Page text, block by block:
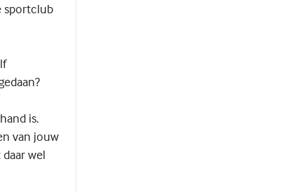
sportclub
is.
van jouw
wel